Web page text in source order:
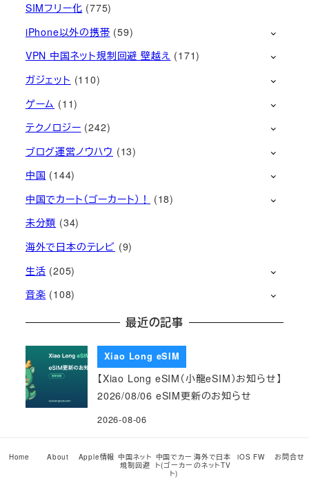
SIMフリー化 (775)
iPhone以外の携帯 (59)
VPN 中国ネット規制回避 壁越え (171)
ガジェット (110)
ゲーム (11)
テクノロジー (242)
ブログ運営ノウハウ (13)
中国 (144)
中国でカート（ゴーカート）！
(18)
未分類 (34)
海外で日本のテレビ (9)
生活 (205)
音楽 (108)
最近の記事
Xiao Long eSIM
【Xiao Long eSIM（小龍eSIM）お知らせ】
2026/08/06 eSIM更新のお知らせ
2026-08-06
Xiao Long eSIM
【Xiao Long eSIM（小龍eSIM）お知らせ】
Home About Apple情報 中国ネット
規制回避
中国でカー
ト(ゴーカー
ト)
海外で日本
のネットTV
iOS FW お問合せ